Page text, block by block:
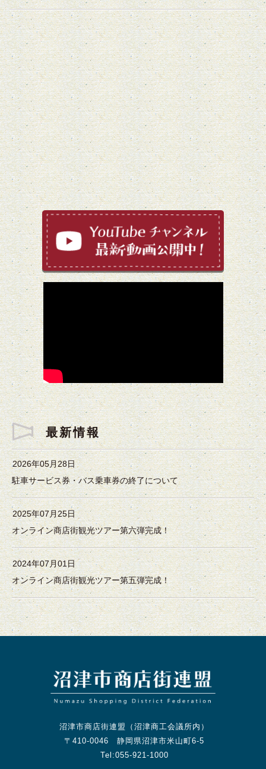
最新情報
2026年05月28日
駐車サービス券・バス乗車券の終了について
2025年07月25日
オンライン商店街観光ツアー第六弾完成！
2024年07月01日
オンライン商店街観光ツアー第五弾完成！
沼津市商店街連盟（沼津商工会議所内）
〒410-0046 静岡県沼津市米山町6-5
Tel:055-921-1000